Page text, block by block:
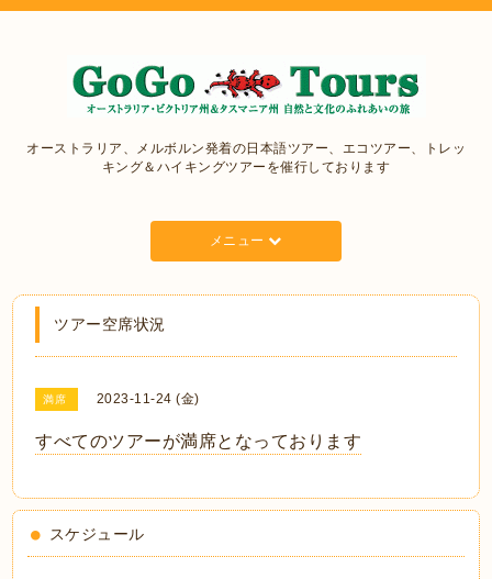
オーストラリア、メルボルン発着の日本語ツアー、エコツアー、トレッ
キング＆ハイキングツアーを催行しております
メニュー
ツアー空席状況
満席 2023-11-24 (金)
すべてのツアーが満席となっております
スケジュール